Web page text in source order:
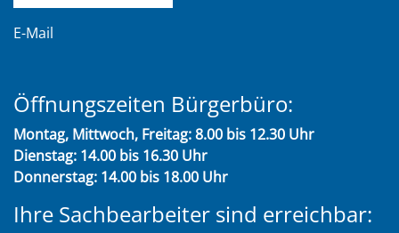
E-Mail
Öffnungszeiten Bürgerbüro:
Montag, Mittwoch, Freitag: 8.00 bis 12.30 Uhr
Dienstag: 14.00 bis 16.30 Uhr
Donnerstag: 14.00 bis 18.00 Uhr
Ihre Sachbearbeiter sind erreichbar: